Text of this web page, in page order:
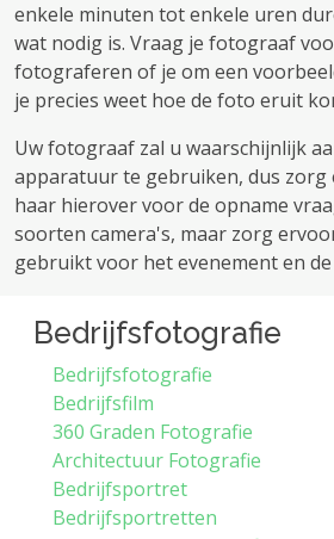
enkele minuten tot enkele uren
wat nodig is. Vraag je fotograaf
fotograferen of je om een
je precies weet hoe de foto eruit
Uw fotograaf zal u waarschijnlijk
apparatuur te gebruiken, dus zorg
haar hierover voor de opname
soorten camera's, maar zorg
gebruikt voor het evenement en
Bedrijfsfotografie
Bedrijfsfotografie
Bedrijfsfilm
360 Graden Fotografie
Architectuur Fotografie
Bedrijfsportret
Bedrijfsportretten